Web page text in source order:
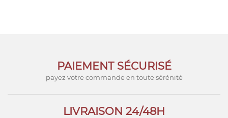
PAIEMENT SÉCURISÉ
payez votre commande en toute sérénité
LIVRAISON 24/48H